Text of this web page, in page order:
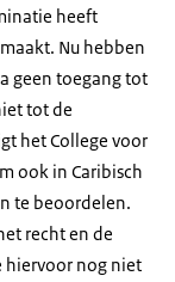
heeft
Nu hebben
geen toegang tot
tot de
het College voor
ook in Caribisch
te beoordelen.
recht en de
hiervoor nog niet